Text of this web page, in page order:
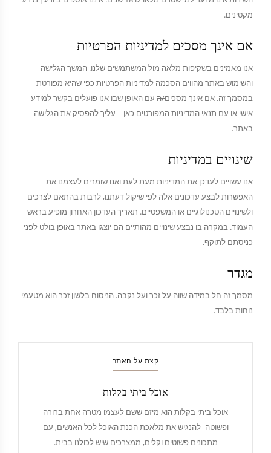
מקטינים.
אם אינך מסכים למדיניות הפרטיות
אנו מאמינים בשקיפות מלאה מול המשתמשים שלנו. המשך הגלישה
והשימוש באתר מהווים הסכמה למדיניות הפרטיות כפי שהיא מפורטת
במסמך זה. אם אינך מסכים/ה עם האופן שבו אנו פועלים בקשר למידע
אישי או עם תנאי המדיניות המפורטים כאן – עליך להפסיק את הגלישה
באתר.
שינויים במדיניות
אנו עשויים לעדכן את המדיניות מעת לעת ואנו שומרים לעצמנו את
האפשרות לבצע עדכונים אלה לפי שיקול דעתנו, לרבות בהתאם לצרכים
ולשינויים הטכנולוגיים או המשפטיים. תאריך העדכון האחרון מופיע בראש
העמוד. במקרה בו נבצע שינויים מהותיים הם יוצגו באתר באופן בולט לפני
כניסתם לתוקף.
מגדר
מסמך זה חל במידה שווה על זכר ועל נקבה. הניסוח בלשון זכר הוא מטעמי
נוחות בלבד.
קצת על האתר
אוכל ביתי בקלות
אוכל ביתי בקלות הוא מיזם ששם לעצמו מטרה אחת ברורה
ופשוטה -להנגיש את מלאכת הכנת האוכל לכל האנשים, עם
מתכונים פשוטים וקלים, ממצרכים שיש לכולנו בבית.